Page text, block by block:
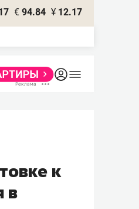
€ 94.84 ¥ 12.17
к
в